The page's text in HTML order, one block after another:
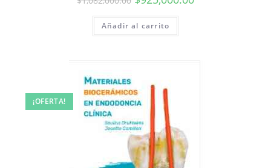
Añadir al carrito
¡OFERTA!